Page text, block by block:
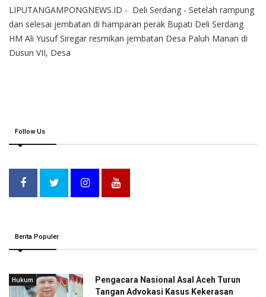
LIPUTANGAMPONGNEWS.ID - Deli Serdang - Setelah rampung
dan selesai jembatan di hamparan perak Bupati Deli Serdang
HM Ali Yusuf Siregar resmikan jembatan Desa Paluh Manan di
Dusun VII, Desa
Follow Us
Berita Populer
Hukum
Pengacara Nasional Asal Aceh Turun
Tangan Advokasi Kasus Kekerasan